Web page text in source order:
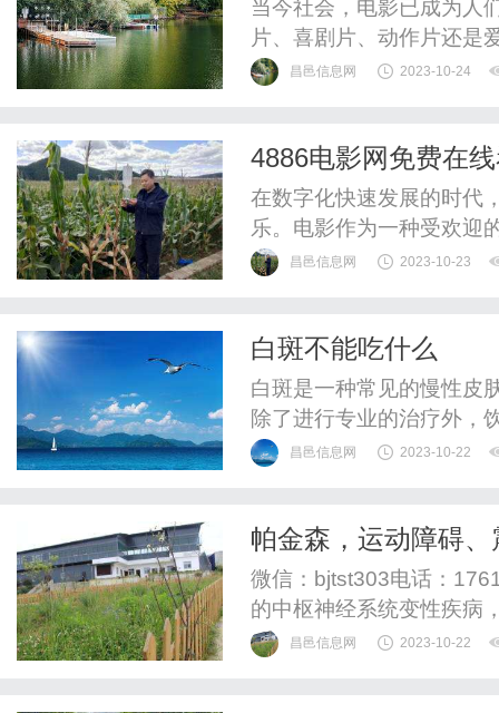
当今社会，电影已成为人
片、喜剧片、动作片还是
受。然而，随着电影院票
集了最热门的电影资源，
昌邑信息网 2023-10-24
4886电影网免费在
在数字化快速发展的时代
乐。电影作为一种受欢迎
可以让你免费在线观看最
影需求。你可以在这个网
昌邑信息网 2023-10-23
白斑不能吃什么
白斑是一种常见的慢性皮
除了进行专业的治疗外，
避免食用的食物：1.辛辣
一定问题。摄入过多的碘
昌邑信息网 2023-10-22
帕金森，运动障碍
知障碍、情绪障碍等
微信：bjtst303电话：
的中枢神经系统变性疾病
昌邑信息网 2023-10-22